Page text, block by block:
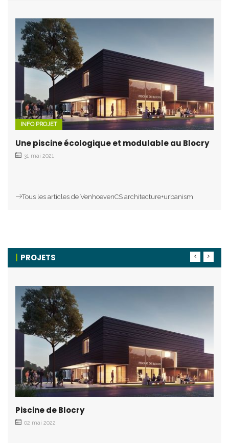
INFO PROJET
Une piscine écologique et modulable au Blocry
31 mai 2021
Tous les articles de VenhoevenCS architecture+urbanism
PROJETS
Piscine de Blocry
02 mai 2022